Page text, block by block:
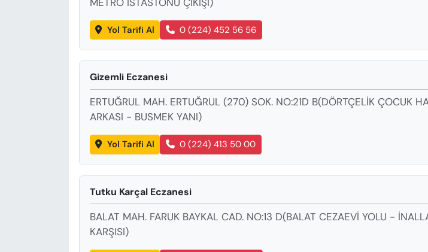
Yol Tarifi Al 0 (224) 452 56 56
Gizemli Eczanesi
ERTUĞRUL MAH. ERTUĞRUL (270) SOK. NO:21D B(DÖRTÇELİK ÇOCUK
ARKASI - BUSMEK YANI)
Yol Tarifi Al 0 (224) 413 50 00
Tutku Karçal Eczanesi
BALAT MAH. FARUK BAYKAL CAD. NO:13 D(BALAT CEZAEVİ YOLU -
KARŞISI)